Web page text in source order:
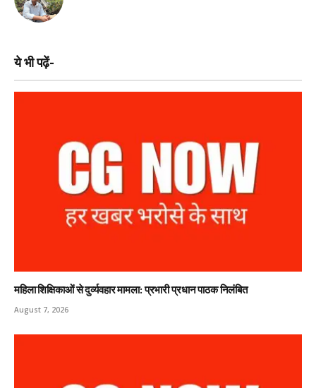
ये भी पढ़ें-
महिला शिक्षिकाओं से दुर्व्यवहार मामला: प्रभारी प्रधान पाठक निलंबित
August 7, 2026